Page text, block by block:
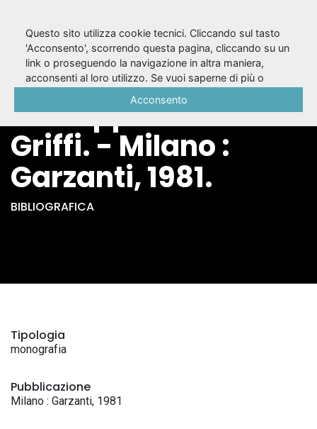
Prima del silenzio /
Giuseppe Patroni
Griffi. - Milano :
Garzanti, 1981.
BIBLIOGRAFICA
Tipologia
monografia
Pubblicazione
Milano : Garzanti, 1981
Questo sito utilizza cookie tecnici. Cliccando sul tasto
'Acconsento', scorrendo questa pagina, cliccando su un
link o proseguendo la navigazione in altra maniera,
acconsenti al loro utilizzo. Se vuoi saperne di più o
Acconsento